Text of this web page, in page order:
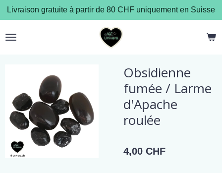
Passer
au
contenu
Livraison gratuite à partir de 80 CHF uniquement en Suisse
Obsidienne
fumée / Larme
d'Apache
roulée
4,00 CHF